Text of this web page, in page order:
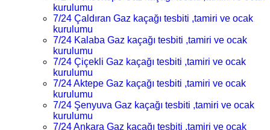
kurulumu
7/24 Çaldıran Gaz kaçağı tesbiti ,tamiri ve ocak
kurulumu
7/24 Kalaba Gaz kaçağı tesbiti ,tamiri ve ocak
kurulumu
7/24 Çiçekli Gaz kaçağı tesbiti ,tamiri ve ocak
kurulumu
7/24 Aktepe Gaz kaçağı tesbiti ,tamiri ve ocak
kurulumu
7/24 Şenyuva Gaz kaçağı tesbiti ,tamiri ve ocak
kurulumu
7/24 Ankara Gaz kaçağı tesbiti ,tamiri ve ocak